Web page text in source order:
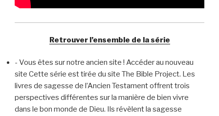
Retrouver l’ensemble de la série
- Vous êtes sur notre ancien site ! Accéder au nouveau
site Cette série est tirée du site The Bible Project. Les
livres de sagesse de l’Ancien Testament offrent trois
perspectives différentes sur la manière de bien vivre
dans le bon monde de Dieu. Ils révèlent la sagesse